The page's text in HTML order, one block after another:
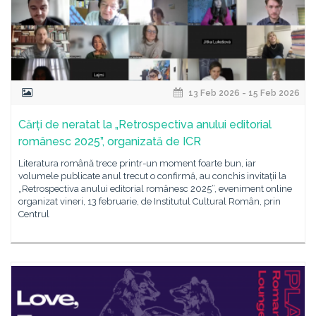
13 Feb 2026 - 15 Feb 2026
Cărți de neratat la „Retrospectiva anului editorial
românesc 2025”, organizată de ICR
Literatura română trece printr-un moment foarte bun, iar
volumele publicate anul trecut o confirmă, au conchis invitații la
„Retrospectiva anului editorial românesc 2025”, eveniment online
organizat vineri, 13 februarie, de Institutul Cultural Român, prin
Centrul